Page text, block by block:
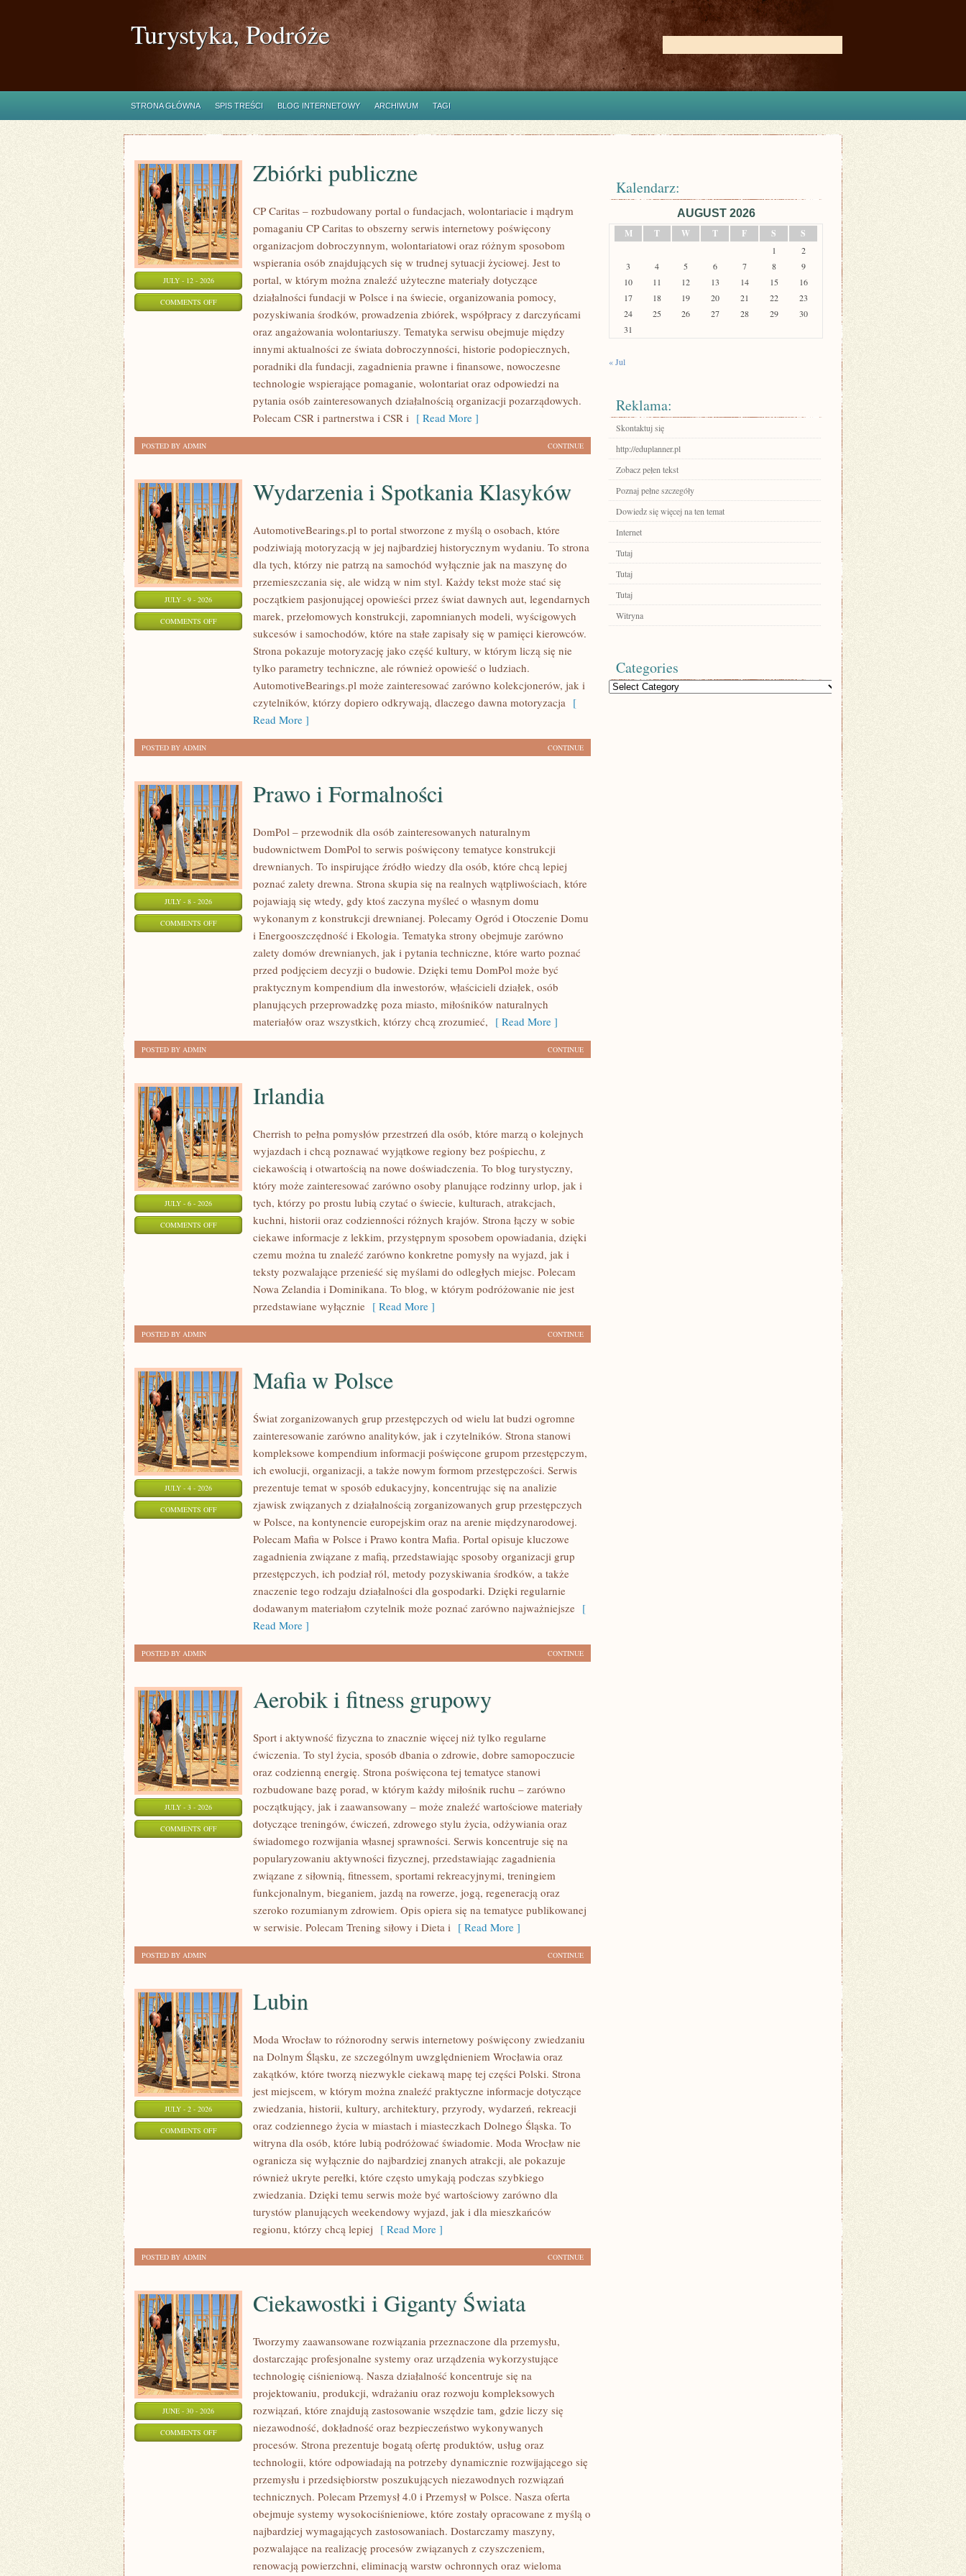
Turystyka, Podróże
STRONA GŁÓWNA SPIS TREŚCI BLOG INTERNETOWY ARCHIWUM TAGI
JULY - 12 - 2026
COMMENTS OFFON
PUBLICZNE
Zbiórki publiczne
CP Caritas – rozbudowany portal o fundacjach, wolontariacie i mądrym
pomaganiu CP Caritas to obszerny serwis internetowy poświęcony
organizacjom dobroczynnym, wolontariatowi oraz różnym sposobom
wspierania osób znajdujących się w trudnej sytuacji życiowej. Jest to
portal, w którym można znaleźć użyteczne materiały dotyczące
działalności fundacji w Polsce i na świecie, organizowania pomocy,
pozyskiwania środków, prowadzenia zbiórek, współpracy z darczyńcami
oraz angażowania wolontariuszy. Tematyka serwisu obejmuje między
innymi aktualności ze świata dobroczynności, historie podopiecznych,
poradniki dla fundacji, zagadnienia prawne i finansowe, nowoczesne
technologie wspierające pomaganie, wolontariat oraz odpowiedzi na
pytania osób zainteresowanych działalnością organizacji pozarządowych.
Polecam CSR i partnerstwa i CSR i [ Read More ]
CONTINUE
POSTED BY ADMIN
JULY - 9 - 2026
COMMENTS OFFON
WYDARZENIA
SPOTKANIA
KLASYKÓW
Wydarzenia i Spotkania Klasyków
AutomotiveBearings.pl to portal stworzone z myślą o osobach, które
podziwiają motoryzacją w jej najbardziej historycznym wydaniu. To strona
dla tych, którzy nie patrzą na samochód wyłącznie jak na maszynę do
przemieszczania się, ale widzą w nim styl. Każdy tekst może stać się
początkiem pasjonującej opowieści przez świat dawnych aut, legendarnych
marek, przełomowych konstrukcji, zapomnianych modeli, wyścigowych
sukcesów i samochodów, które na stałe zapisały się w pamięci kierowców.
Strona pokazuje motoryzację jako część kultury, w którym liczą się nie
tylko parametry techniczne, ale również opowieść o ludziach.
AutomotiveBearings.pl może zainteresować zarówno kolekcjonerów, jak i
czytelników, którzy dopiero odkrywają, dlaczego dawna motoryzacja [
Read More ]
CONTINUE
POSTED BY ADMIN
JULY - 8 - 2026
COMMENTS OFFON
FORMALNOŚCI
Prawo i Formalności
DomPol – przewodnik dla osób zainteresowanych naturalnym
budownictwem DomPol to serwis poświęcony tematyce konstrukcji
drewnianych. To inspirujące źródło wiedzy dla osób, które chcą lepiej
poznać zalety drewna. Strona skupia się na realnych wątpliwościach, które
pojawiają się wtedy, gdy ktoś zaczyna myśleć o własnym domu
wykonanym z konstrukcji drewnianej. Polecamy Ogród i Otoczenie Domu
i Energooszczędność i Ekologia. Tematyka strony obejmuje zarówno
zalety domów drewnianych, jak i pytania techniczne, które warto poznać
przed podjęciem decyzji o budowie. Dzięki temu DomPol może być
praktycznym kompendium dla inwestorów, właścicieli działek, osób
planujących przeprowadzkę poza miasto, miłośników naturalnych
materiałów oraz wszystkich, którzy chcą zrozumieć, [ Read More ]
CONTINUE
POSTED BY ADMIN
JULY - 6 - 2026
COMMENTS OFFON
Irlandia
Cherrish to pełna pomysłów przestrzeń dla osób, które marzą o kolejnych
wyjazdach i chcą poznawać wyjątkowe regiony bez pośpiechu, z
ciekawością i otwartością na nowe doświadczenia. To blog turystyczny,
który może zainteresować zarówno osoby planujące rodzinny urlop, jak i
tych, którzy po prostu lubią czytać o świecie, kulturach, atrakcjach,
kuchni, historii oraz codzienności różnych krajów. Strona łączy w sobie
ciekawe informacje z lekkim, przystępnym sposobem opowiadania, dzięki
czemu można tu znaleźć zarówno konkretne pomysły na wyjazd, jak i
teksty pozwalające przenieść się myślami do odległych miejsc. Polecam
Nowa Zelandia i Dominikana. To blog, w którym podróżowanie nie jest
przedstawiane wyłącznie [ Read More ]
CONTINUE
POSTED BY ADMIN
JULY - 4 - 2026
COMMENTS OFFON
Mafia w Polsce
Świat zorganizowanych grup przestępczych od wielu lat budzi ogromne
zainteresowanie zarówno analityków, jak i czytelników. Strona stanowi
kompleksowe kompendium informacji poświęcone grupom przestępczym,
ich ewolucji, organizacji, a także nowym formom przestępczości. Serwis
prezentuje temat w sposób edukacyjny, koncentrując się na analizie
zjawisk związanych z działalnością zorganizowanych grup przestępczych
w Polsce, na kontynencie europejskim oraz na arenie międzynarodowej.
Polecam Mafia w Polsce i Prawo kontra Mafia. Portal opisuje kluczowe
zagadnienia związane z mafią, przedstawiając sposoby organizacji grup
przestępczych, ich podział ról, metody pozyskiwania środków, a także
znaczenie tego rodzaju działalności dla gospodarki. Dzięki regularnie
dodawanym materiałom czytelnik może poznać zarówno najważniejsze [
Read More ]
CONTINUE
POSTED BY ADMIN
JULY - 3 - 2026
COMMENTS OFFON
Aerobik i fitness grupowy
Sport i aktywność fizyczna to znacznie więcej niż tylko regularne
ćwiczenia. To styl życia, sposób dbania o zdrowie, dobre samopoczucie
oraz codzienną energię. Strona poświęcona tej tematyce stanowi
rozbudowane bazę porad, w którym każdy miłośnik ruchu – zarówno
początkujący, jak i zaawansowany – może znaleźć wartościowe materiały
dotyczące treningów, ćwiczeń, zdrowego stylu życia, odżywiania oraz
świadomego rozwijania własnej sprawności. Serwis koncentruje się na
popularyzowaniu aktywności fizycznej, przedstawiając zagadnienia
związane z siłownią, fitnessem, sportami rekreacyjnymi, treningiem
funkcjonalnym, bieganiem, jazdą na rowerze, jogą, regeneracją oraz
szeroko rozumianym zdrowiem. Opis opiera się na tematyce publikowanej
w serwisie. Polecam Trening siłowy i Dieta i [ Read More ]
CONTINUE
POSTED BY ADMIN
JULY - 2 - 2026
COMMENTS OFFON
Lubin
Moda Wrocław to różnorodny serwis internetowy poświęcony zwiedzaniu
na Dolnym Śląsku, ze szczególnym uwzględnieniem Wrocławia oraz
zakątków, które tworzą niezwykle ciekawą mapę tej części Polski. Strona
jest miejscem, w którym można znaleźć praktyczne informacje dotyczące
zwiedzania, historii, kultury, architektury, przyrody, wydarzeń, rekreacji
oraz codziennego życia w miastach i miasteczkach Dolnego Śląska. To
witryna dla osób, które lubią podróżować świadomie. Moda Wrocław nie
ogranicza się wyłącznie do najbardziej znanych atrakcji, ale pokazuje
również ukryte perełki, które często umykają podczas szybkiego
zwiedzania. Dzięki temu serwis może być wartościowy zarówno dla
turystów planujących weekendowy wyjazd, jak i dla mieszkańców
regionu, którzy chcą lepiej [ Read More ]
CONTINUE
POSTED BY ADMIN
JUNE - 30 - 2026
COMMENTS OFFON
CIEKAWOSTKI
Ciekawostki i Giganty Świata
Tworzymy zaawansowane rozwiązania przeznaczone dla przemysłu,
dostarczając profesjonalne systemy oraz urządzenia wykorzystujące
technologię ciśnieniową. Nasza działalność koncentruje się na
projektowaniu, produkcji, wdrażaniu oraz rozwoju kompleksowych
rozwiązań, które znajdują zastosowanie wszędzie tam, gdzie liczy się
niezawodność, dokładność oraz bezpieczeństwo wykonywanych
procesów. Strona prezentuje bogatą ofertę produktów, usług oraz
technologii, które odpowiadają na potrzeby dynamicznie rozwijającego się
przemysłu i przedsiębiorstw poszukujących niezawodnych rozwiązań
technicznych. Polecam Przemysł 4.0 i Przemysł w Polsce. Nasza oferta
obejmuje systemy wysokociśnieniowe, które zostały opracowane z myślą o
najbardziej wymagających zastosowaniach. Dostarczamy maszyny,
pozwalające na realizację procesów związanych z czyszczeniem,
renowacją powierzchni, eliminacją warstw ochronnych oraz wieloma
Kalendarz:
AUGUST 2026
M
T W T F S S
1
2
3
4 5 6 7 8
9
10
11 12 13 14 15
16
17
18 19 20 21 22
23
24
25 26 27 28 29
30
31
« Jul
Reklama:
Skontaktuj się
http://eduplanner.pl
Zobacz pełen tekst
Poznaj pełne szczegóły
Dowiedz się więcej na ten temat
Internet
Tutaj
Tutaj
Tutaj
Witryna
Categories
Categories